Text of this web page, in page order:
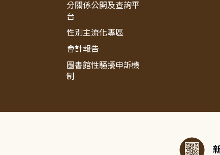
分關係公開及查詢平
台
性別主流化專區
會計報告
圖書館性騷擾申訴機
制